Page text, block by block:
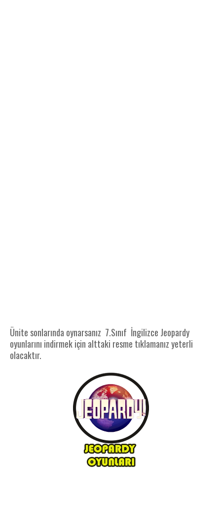
Ünite sonlarında oynarsanız 7.Sınıf İngilizce Jeopardy
oyunlarını indirmek için alttaki resme tıklamanız yeterli
olacaktır.